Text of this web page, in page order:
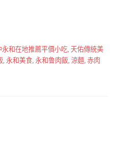
永和在地推薦平價小吃,天佑傳統美
,永和美食,永和鲁肉飯,涼麵,赤肉